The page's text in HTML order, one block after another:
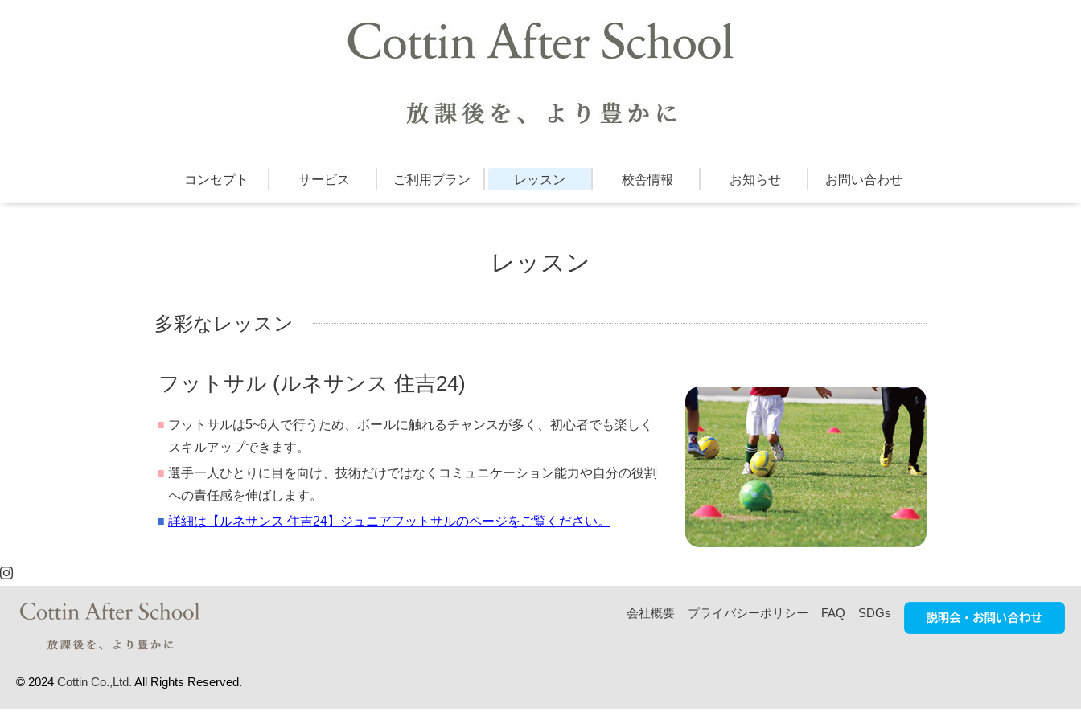
コンセプト サービス ご利用プラン レッスン 校舎情報 お知らせ お問い合わせ
レッスン
多彩なレッスン
フットサル (ルネサンス 住吉24)
■ フットサルは5~6人で行うため、ボールに触れるチャンスが多く、初心者でも楽しく
スキルアップできます。
■ 選手一人ひとりに目を向け、技術だけではなくコミュニケーション能力や自分の役割
への責任感を伸ばします。
■ 詳細は【ルネサンス 住吉24】ジュニアフットサルのページをご覧ください。
会社概要 プライバシーポリシー FAQ SDGs
© 2024 Cottin Co.,Ltd. All Rights Reserved.